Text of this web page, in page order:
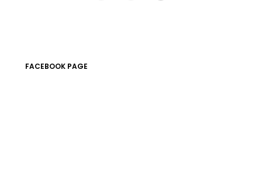
FACEBOOK PAGE